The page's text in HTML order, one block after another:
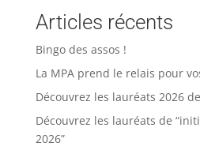
Articles récents
Bingo des assos !
La MPA prend le relais pour
Découvrez les lauréats 2026 de
Découvrez les lauréats de
2026”